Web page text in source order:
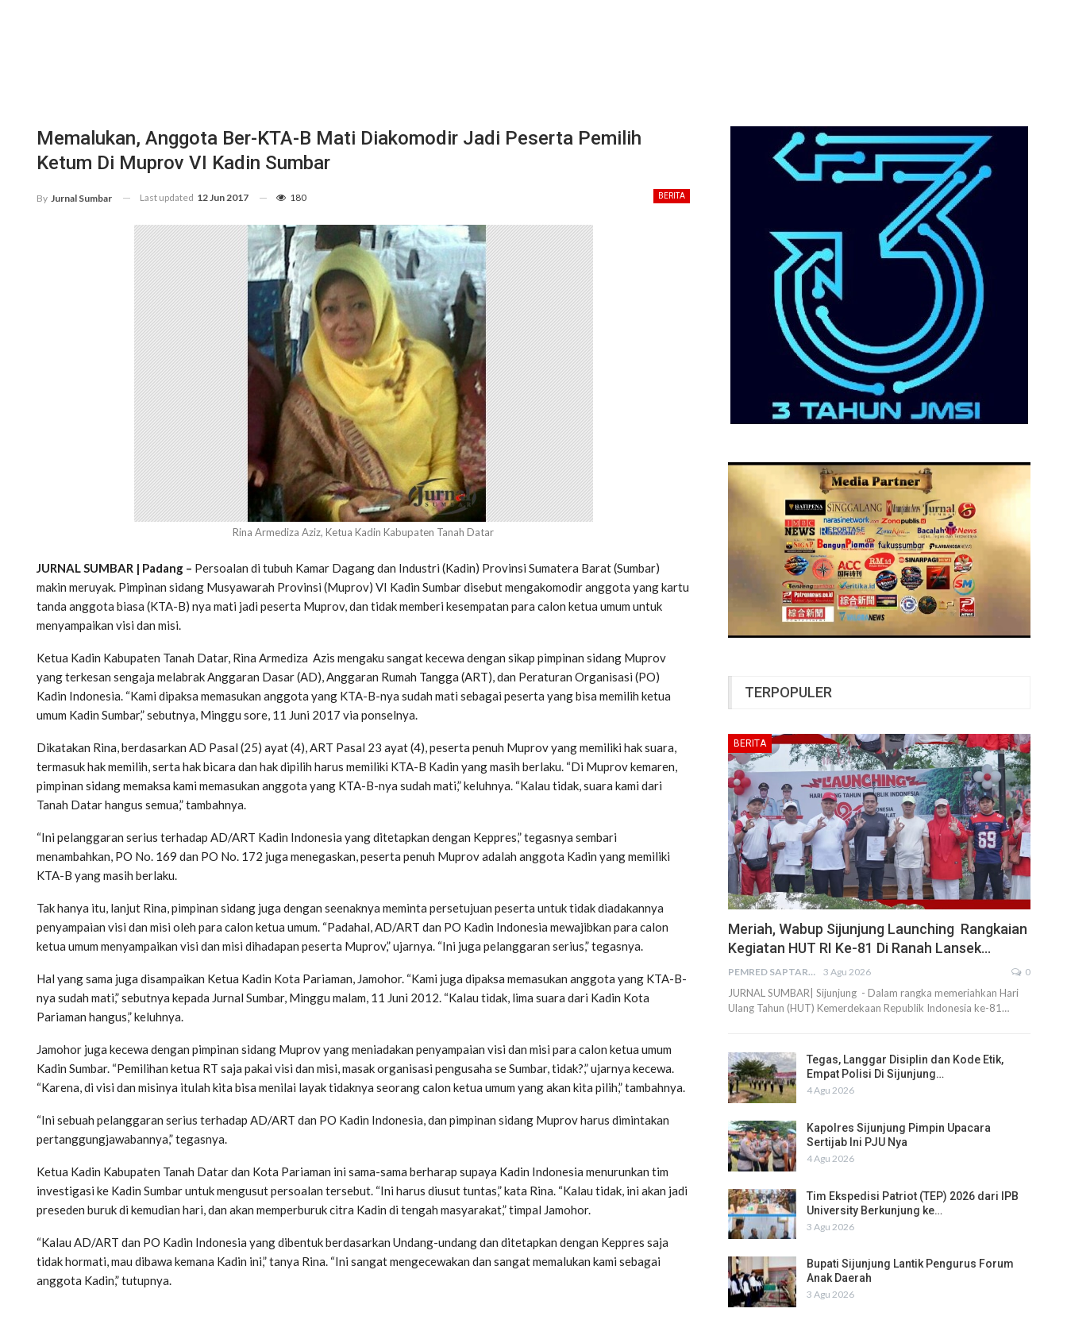
Memalukan, Anggota Ber-KTA-B Mati Diakomodir Jadi Peserta Pemilih
Ketum Di Muprov VI Kadin Sumbar
BERITA
By Jurnal Sumbar Last updated 12 Jun 2017 180
Rina Armediza Aziz, Ketua Kadin Kabupaten Tanah Datar
JURNAL SUMBAR | Padang – Persoalan di tubuh Kamar Dagang dan Industri (Kadin) Provinsi Sumatera Barat (Sumbar)
makin meruyak. Pimpinan sidang Musyawarah Provinsi (Muprov) VI Kadin Sumbar disebut mengakomodir anggota yang kartu
tanda anggota biasa (KTA-B) nya mati jadi peserta Muprov, dan tidak memberi kesempatan para calon ketua umum untuk
menyampaikan visi dan misi.
Ketua Kadin Kabupaten Tanah Datar, Rina Armediza Azis mengaku sangat kecewa dengan sikap pimpinan sidang Muprov
yang terkesan sengaja melabrak Anggaran Dasar (AD), Anggaran Rumah Tangga (ART), dan Peraturan Organisasi (PO)
Kadin Indonesia. “Kami dipaksa memasukan anggota yang KTA-B-nya sudah mati sebagai peserta yang bisa memilih ketua
umum Kadin Sumbar,” sebutnya, Minggu sore, 11 Juni 2017 via ponselnya.
Dikatakan Rina, berdasarkan AD Pasal (25) ayat (4), ART Pasal 23 ayat (4), peserta penuh Muprov yang memiliki hak suara,
termasuk hak memilih, serta hak bicara dan hak dipilih harus memiliki KTA-B Kadin yang masih berlaku. “Di Muprov kemaren,
pimpinan sidang memaksa kami memasukan anggota yang KTA-B-nya sudah mati,” keluhnya. “Kalau tidak, suara kami dari
Tanah Datar hangus semua,” tambahnya.
“Ini pelanggaran serius terhadap AD/ART Kadin Indonesia yang ditetapkan dengan Keppres,” tegasnya sembari
menambahkan, PO No. 169 dan PO No. 172 juga menegaskan, peserta penuh Muprov adalah anggota Kadin yang memiliki
KTA-B yang masih berlaku.
Tak hanya itu, lanjut Rina, pimpinan sidang juga dengan seenaknya meminta persetujuan peserta untuk tidak diadakannya
penyampaian visi dan misi oleh para calon ketua umum. “Padahal, AD/ART dan PO Kadin Indonesia mewajibkan para calon
ketua umum menyampaikan visi dan misi dihadapan peserta Muprov,” ujarnya. “Ini juga pelanggaran serius,” tegasnya.
Hal yang sama juga disampaikan Ketua Kadin Kota Pariaman, Jamohor. “Kami juga dipaksa memasukan anggota yang KTA-B-
nya sudah mati,” sebutnya kepada Jurnal Sumbar, Minggu malam, 11 Juni 2012. “Kalau tidak, lima suara dari Kadin Kota
Pariaman hangus,” keluhnya.
Jamohor juga kecewa dengan pimpinan sidang Muprov yang meniadakan penyampaian visi dan misi para calon ketua umum
Kadin Sumbar. “Pemilihan ketua RT saja pakai visi dan misi, masak organisasi pengusaha se Sumbar, tidak?,” ujarnya kecewa.
“Karena, di visi dan misinya itulah kita bisa menilai layak tidaknya seorang calon ketua umum yang akan kita pilih,” tambahnya.
“Ini sebuah pelanggaran serius terhadap AD/ART dan PO Kadin Indonesia, dan pimpinan sidang Muprov harus dimintakan
pertanggungjawabannya,” tegasnya.
Ketua Kadin Kabupaten Tanah Datar dan Kota Pariaman ini sama-sama berharap supaya Kadin Indonesia menurunkan tim
investigasi ke Kadin Sumbar untuk mengusut persoalan tersebut. “Ini harus diusut tuntas,” kata Rina. “Kalau tidak, ini akan jadi
preseden buruk di kemudian hari, dan akan memperburuk citra Kadin di tengah masyarakat,” timpal Jamohor.
“Kalau AD/ART dan PO Kadin Indonesia yang dibentuk berdasarkan Undang-undang dan ditetapkan dengan Keppres saja
tidak hormati, mau dibawa kemana Kadin ini,” tanya Rina. “Ini sangat mengecewakan dan sangat memalukan kami sebagai
anggota Kadin,” tutupnya.
TERPOPULER
BERITA
Meriah, Wabup Sijunjung Launching Rangkaian
Kegiatan HUT RI Ke-81 Di Ranah Lansek…
PEMRED SAPTARIUS 3 Agu 2026 0
JURNAL SUMBAR| Sijunjung - Dalam rangka memeriahkan Hari
Ulang Tahun (HUT) Kemerdekaan Republik Indonesia ke-81…
Tegas, Langgar Disiplin dan Kode Etik,
Empat Polisi Di Sijunjung…
4 Agu 2026
Kapolres Sijunjung Pimpin Upacara
Sertijab Ini PJU Nya
4 Agu 2026
Tim Ekspedisi Patriot (TEP) 2026 dari IPB
University Berkunjung ke…
3 Agu 2026
Bupati Sijunjung Lantik Pengurus Forum
Anak Daerah
3 Agu 2026